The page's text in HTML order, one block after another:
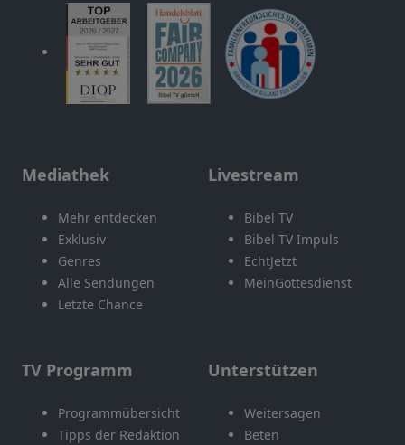
Mediathek
Mehr entdecken
Exklusiv
Genres
Alle Sendungen
Letzte Chance
Livestream
Bibel TV
Bibel TV Impuls
EchtJetzt
MeinGottesdienst
TV Programm
Programmübersicht
Tipps der Redaktion
Unterstützen
Weitersagen
Beten